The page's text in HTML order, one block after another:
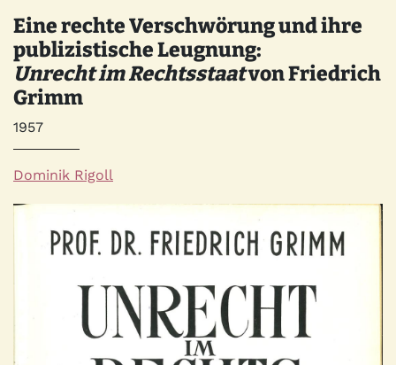
Eine rechte Verschwörung und ihre
publizistische Leugnung:
Unrecht im Rechtsstaatvon Friedrich
Grimm
Jahr
1957
Autor*innen
Dominik Rigoll